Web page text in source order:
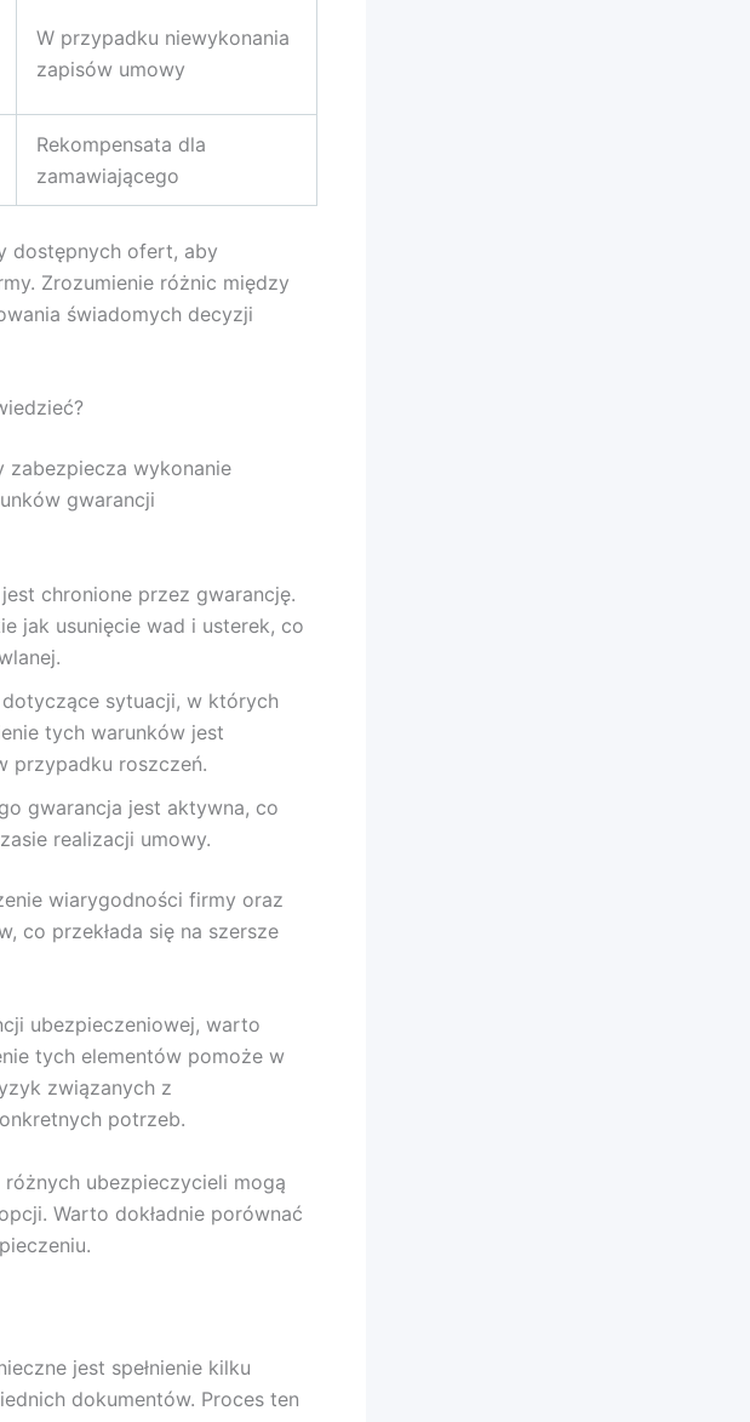
W przypadku niewykonania
zapisów umowy
Rekompensata dla
zamawiającego
dostępnych ofert, aby
Zrozumienie różnic między
świadomych decyzji
zabezpiecza wykonanie
gwarancji
chronione przez gwarancję.
jak usunięcie wad i usterek, co
sytuacji, w których
tych warunków jest
przypadku roszczeń.
gwarancja jest aktywna, co
realizacji umowy.
wiarygodności firmy oraz
co przekłada się na szersze
ubezpieczeniowej, warto
tych elementów pomoże w
związanych z
potrzeb.
ubezpieczycieli mogą
Warto dokładnie porównać
jest spełnienie kilku
dokumentów. Proces ten